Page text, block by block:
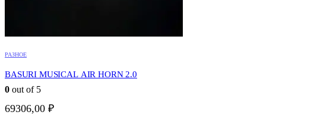
РАЗНОЕ
BASURI MUSICAL AIR HORN 2.0
0 out of 5
69306,00 ₽